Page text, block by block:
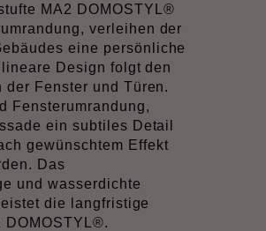
MA2 DOMOSTYL®
verleihen der
eine persönliche
Design folgt den
Fenster und Türen.
Fensterumrandung,
ein subtiles Detail
gewünschtem Effekt
Das
und wasserdichte
die langfristige
DOMOSTYL®.